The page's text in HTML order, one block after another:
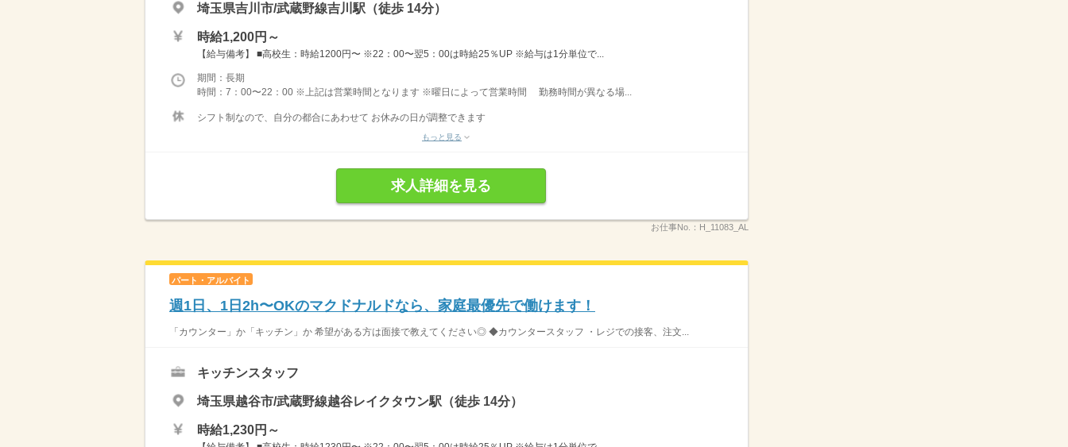
埼玉県吉川市/武蔵野線吉川駅（徒歩 14分）
時給1,200円～
【給与備考】 ■高校生：時給1200円〜 ※22：00〜翌5：00は時給25％UP ※給与は1分単位で...
期間：長期
時間：7：00〜22：00 ※上記は営業時間となります ※曜日によって営業時間 勤務時間が異なる場...
シフト制なので、自分の都合にあわせて お休みの日が調整できます
もっと見る
求人詳細を見る
お仕事No.： H_11083_AL
パート・アルバイト
週1日、1日2h〜OKのマクドナルドなら、家庭最優先で働けます！
「カウンター」か「キッチン」か 希望がある方は面接で教えてください◎ ◆カウンタースタッフ ・レジでの接客、注文...
キッチンスタッフ
埼玉県越谷市/武蔵野線越谷レイクタウン駅（徒歩 14分）
時給1,230円～